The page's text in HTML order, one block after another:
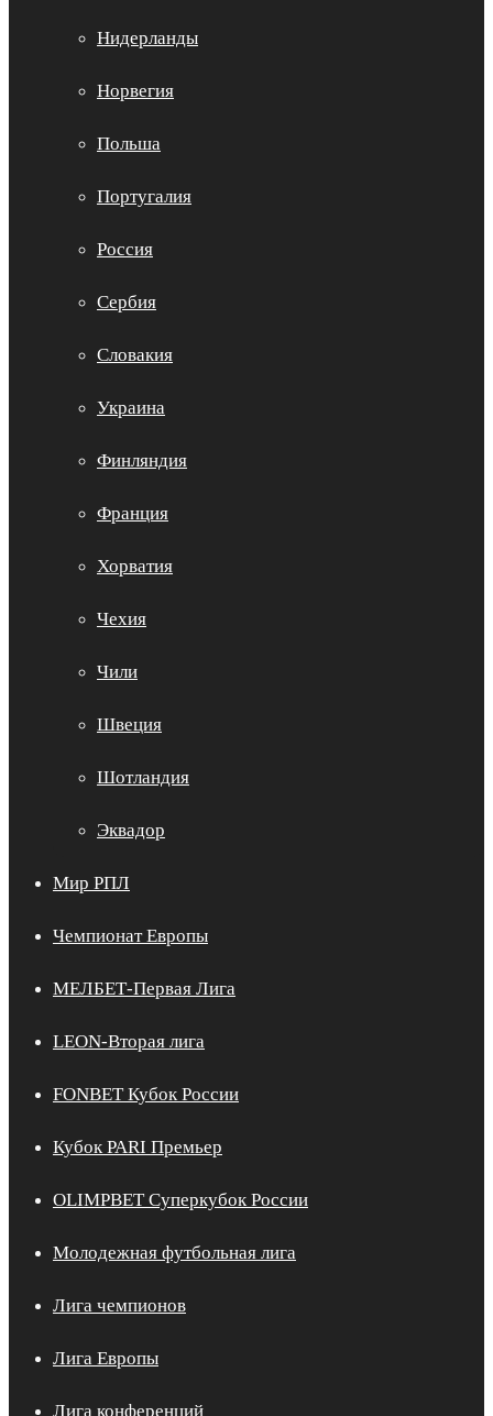
Нидерланды
Норвегия
Польша
Португалия
Россия
Сербия
Словакия
Украина
Финляндия
Франция
Хорватия
Чехия
Чили
Швеция
Шотландия
Эквадор
Мир РПЛ
Чемпионат Европы
МЕЛБЕТ-Первая Лига
LEON-Вторая лига
FONBET Кубок России
Кубок PARI Премьер
OLIMPBET Суперкубок России
Молодежная футбольная лига
Лига чемпионов
Лига Европы
Лига конференций